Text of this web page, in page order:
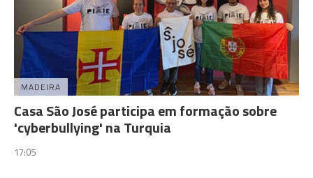
MADEIRA
Casa São José participa em formação sobre
'cyberbullying' na Turquia
17:05